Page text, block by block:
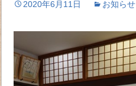
2020年6月11日 お知らせ